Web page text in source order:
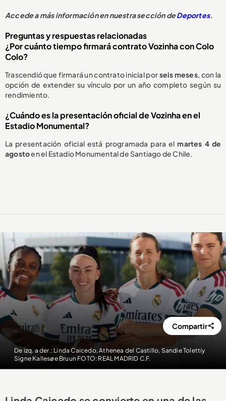
Accede a más información en nuestra sección deDeportes.
Preguntas y respuestas relacionadas
¿Por cuánto tiempo firmará contrato Vozinha con Colo
Colo?
Trascendió que firmará un contrato inicial porseis meses, con la
opción de extender su vínculo por un año completo según su
rendimiento.
¿Cuándo es la presentación oficial de Vozinha en el
Estadio Monumental?
La presentación oficial está programada para elmartes 4 de
agostoen el Estadio Monumental de Santiago de Chile.
De izq. a der.: Linda Caicedo, Athenea del Castillo, Sandie Tolettiy
Signe Kallesøe Bruun FOTO: REAL MADRID C.F.
Compartir